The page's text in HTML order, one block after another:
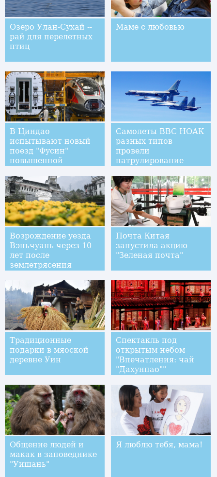
Озеро Улан-Сухай --
рай для перелетных
птиц
Маме с любовью
В Циндао
испытывают новый
поезд "Фусин"
повышенной
Самолеты ВВС НОАК
разных типов
провели
патрулирование
двух направлений
Возрождение уезда
Вэньчуань через 10
лет после
землетрясения
Почта Китая
запустила акцию
"Зеленая почта"
Традиционные
подарки в мяоской
деревне Уин
Спектакль под
открытым небом
"Впечатления: чай
"Дахунпао""
зрителей
Общение людей и
макак в заповеднике
"Уишань"
Я люблю тебя, мама!